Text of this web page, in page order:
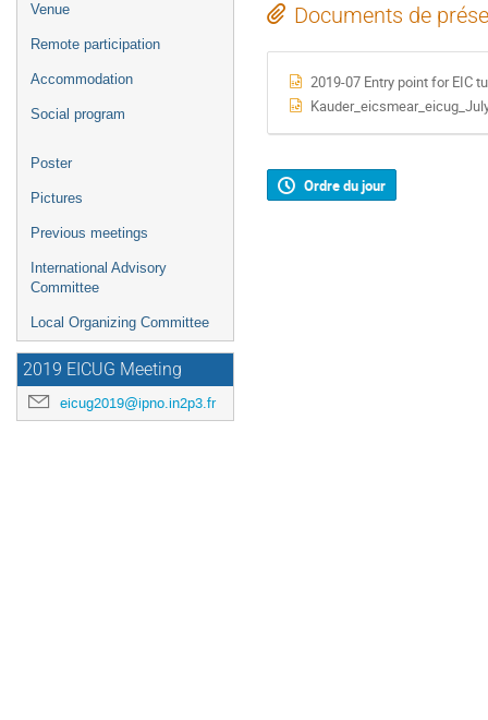
Venue
Remote participation
Accommodation
Social program
Poster
Pictures
Previous meetings
International Advisory
Committee
Local Organizing Committee
2019 EICUG Meeting
eicug2019@ipno.in2p3.fr
Documents de
2019-07 Entry point for EIC
Ordre du jour